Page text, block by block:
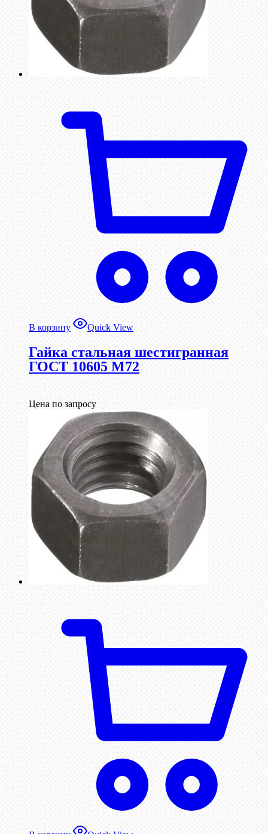
В корзину Quick View
Гайка стальная шестигранная
ГОСТ 10605 М72
Цена по запросу